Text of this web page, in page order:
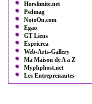
Horslimite.net
Psdmag
NotoOn.com
Egao
GT Liens
Espricrea
Web-Arts-Gallery
Ma Maison de A a Z
Myphphost.net
Les Entreprenautes